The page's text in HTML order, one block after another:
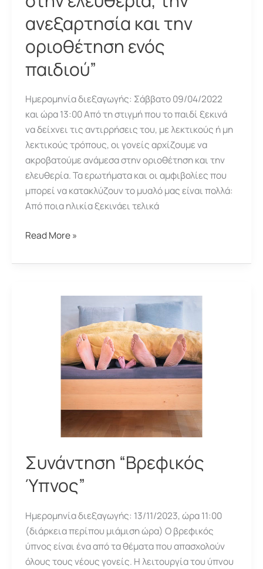
ανεξαρτησία και την
οριοθέτηση ενός
παιδιού”
Ημερομηνία διεξαγωγής: Σάββατο 09/04/2022
και ώρα 13:00 Από τη στιγμή που το παιδί ξεκινά
να δείχνει τις αντιρρήσεις του, με λεκτικούς ή μη
λεκτικούς τρόπους, οι γονείς αρχίζουμε να
ακροβατούμε ανάμεσα στην οριοθέτηση και την
ελευθερία. Τα ερωτήματα και οι αμφιβολίες που
μπορεί να κατακλύζουν το μυαλό μας είναι πολλά:
Από ποια ηλικία ξεκινάει τελικά
Συνάντηση
ανάμεσα
ελευθερία,
ανεξαρτησία
οριοθέτηση
Read More »
Συνάντηση “Βρεφικός
Ύπνος”
Ημερομηνία διεξαγωγής: 13/11/2023, ώρα 11:00
(διάρκεια περίπου μιάμιση ώρα) Ο βρεφικός
ύπνος είναι ένα από τα θέματα που απασχολούν
όλους τους νέους γονείς. Η λειτουργία του ύπνου